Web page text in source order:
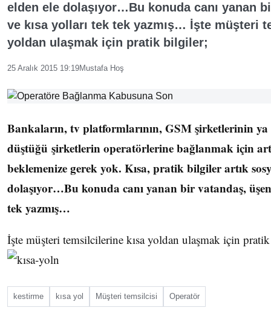
elden ele dolaşıyor…Bu konuda canı yanan
ve kısa yolları tek tek yazmış… İşte müşteri
yoldan ulaşmak için pratik bilgiler;
25 Aralık 2015 19:19Mustafa Hoş
Bankaların, tv platformlarının, GSM şirketlerinin
düştüğü şirketlerin operatörlerine bağlanmak için
beklemenize gerek yok. Kısa, pratik bilgiler artık
dolaşıyor…Bu konuda canı yanan bir vatandaş,
tek yazmış…
İşte müşteri temsilcilerine kısa yoldan ulaşmak için
kestirme kısa yol Müşteri temsilcisi Operatör